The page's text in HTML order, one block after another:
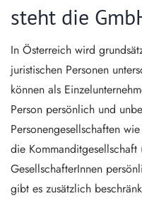
steht die
In Österreich wird
juristischen Personen
können als
Person persönlich und
Personengesellschaften
die
GesellschafterInnen
gibt es zusätzlich